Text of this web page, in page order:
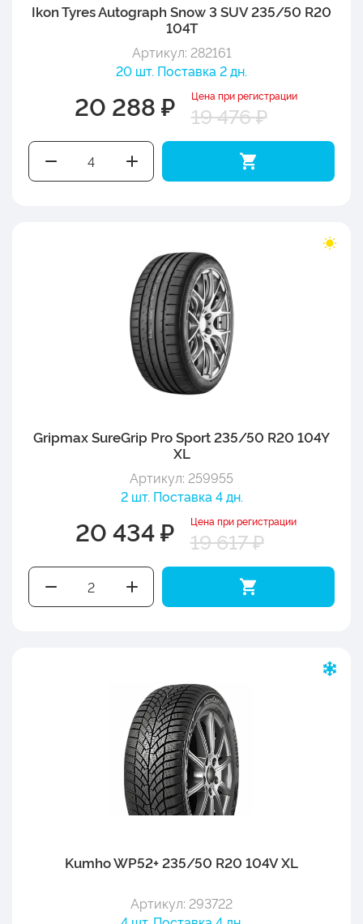
Ikon Tyres Autograph Snow 3 SUV 235/50 R20
104T
Артикул: 282161
20 шт. Поставка 2 дн.
20 288 ₽ Цена при регистрации
19 476 ₽
Gripmax SureGrip Pro Sport 235/50 R20 104Y
XL
Артикул: 259955
2 шт. Поставка 4 дн.
20 434 ₽ Цена при регистрации
19 617 ₽
Kumho WP52+ 235/50 R20 104V XL
Артикул: 293722